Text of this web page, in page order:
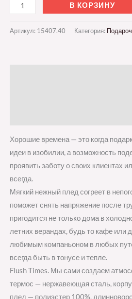
В КОРЗИНУ
Артикул: 15407.40 Категория:
Хорошие времена — это когда
идеи в изобилии, а возможность
проявить заботу о своих клиентах
всегда.
Мягкий нежный плед согреет в
поможет снять напряжение после
пригодится не только дома в
летних верандах, будь то кафе или
любимым компаньоном в любых
всегда быть в тонусе и тепле.
Flush Times. Мы сами создаем
термос — нержавеющая сталь,
плед — полиэстер 100%,